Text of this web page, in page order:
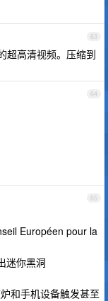
63
超高清视频。压缩到
64
65
Européen pour la
迷你黑洞
和手机设备触发甚至